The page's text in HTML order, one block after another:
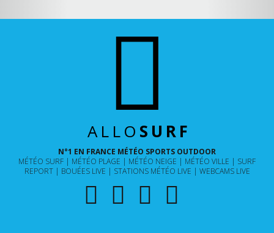
ALLO SURF
N°1 EN FRANCE MÉTÉO SPORTS OUTDOOR
MÉTÉO SURF
MÉTÉO PLAGE MÉTÉO NEIGE MÉTÉO VILLE
SURF
REPORT
BOUÉES LIVE STATIONS MÉTÉO LIVE WEBCAMS LIVE